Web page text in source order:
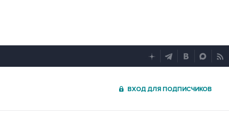
ВХОД ДЛЯ ПОДПИСЧИКОВ